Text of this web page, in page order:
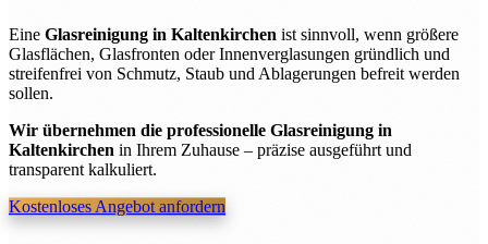
Eine Glasreinigung in Kaltenkirchen ist sinnvoll, wenn größere
Glasflächen, Glasfronten oder Innenverglasungen gründlich und
streifenfrei von Schmutz, Staub und Ablagerungen befreit werden
sollen.
Wir übernehmen die professionelle Glasreinigung in
Kaltenkirchen in Ihrem Zuhause – präzise ausgeführt und
transparent kalkuliert.
Kostenloses Angebot anfordern